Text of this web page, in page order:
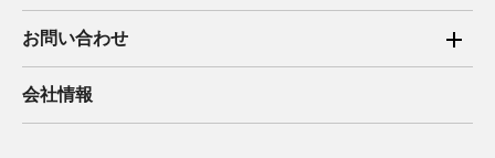
法人向け脱炭素サービス
住宅用太陽光売電 卒FIT
2025年
2024年
お問い合わせ
ご家庭向け電力サービス・卒FIT電気の売電
法人向け脱炭素サービス・新電力向けサービス
会社情報